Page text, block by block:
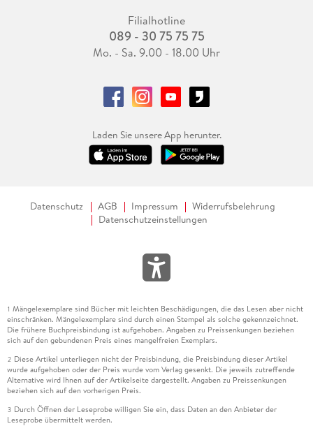
Filialhotline
089 - 30 75 75 75
Mo. - Sa. 9.00 - 18.00 Uhr
Laden Sie unsere App herunter.
Datenschutz AGB Impressum
Widerrufsbelehrung
Datenschutzeinstellungen
1 Mängelexemplare sind Bücher mit leichten Beschädigungen, die das Lesen aber nicht
einschränken. Mängelexemplare sind durch einen Stempel als solche gekennzeichnet.
Die frühere Buchpreisbindung ist aufgehoben. Angaben zu Preissenkungen beziehen
sich auf den gebundenen Preis eines mangelfreien Exemplars.
2 Diese Artikel unterliegen nicht der Preisbindung, die Preisbindung dieser Artikel
wurde aufgehoben oder der Preis wurde vom Verlag gesenkt. Die jeweils zutreffende
Alternative wird Ihnen auf der Artikelseite dargestellt. Angaben zu Preissenkungen
beziehen sich auf den vorherigen Preis.
3 Durch Öffnen der Leseprobe willigen Sie ein, dass Daten an den Anbieter der
Leseprobe übermittelt werden.